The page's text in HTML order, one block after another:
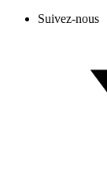
Suivez-nous